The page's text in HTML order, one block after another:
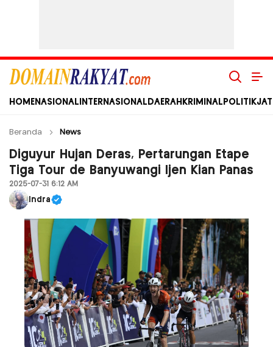
Domain Rakyat
Berita Hari Ini Terkini dan Terbaru Indonesia dan Internasional
HOME NASIONAL INTERNASIONAL DAERAH KRIMINAL POLITIK
Beranda News
Diguyur Hujan Deras, Pertarungan Etape
Tiga Tour de Banyuwangi Ijen Kian Panas
2025-07-31 6:12 AM
Indra